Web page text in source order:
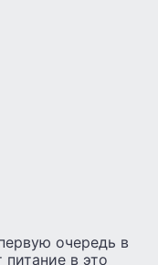
очередь в
в это